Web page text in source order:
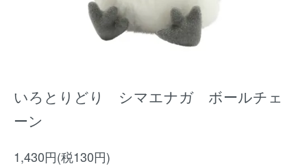
いろとりどり シマエナガ ボールチェ
ーン
1,430円(税130円)